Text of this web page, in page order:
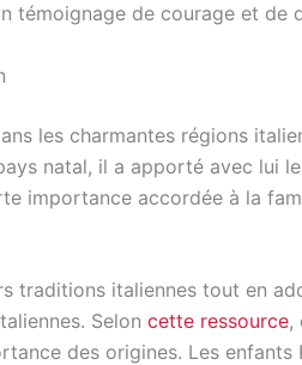
témoignage de courage et de
les charmantes régions
natal, il a apporté avec lui
importance accordée à la
traditions italiennes tout en
Selon cette ressource,
des origines. Les